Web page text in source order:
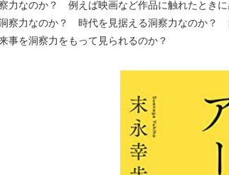
力なのか？ 例えば映画など作品に触れたとき
察力なのか？ 時代を見据える洞察力なのか？
事を洞察力をもって見られるのか？